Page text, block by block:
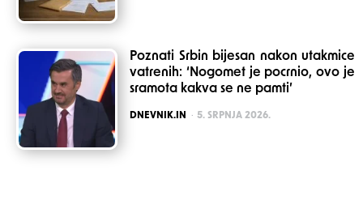
Poznati Srbin bijesan nakon utakmice
vatrenih: ‘Nogomet je pocrnio, ovo je
sramota kakva se ne pamti’
POSTED
DNEVNIK.IN 5. SRPNJA 2026.